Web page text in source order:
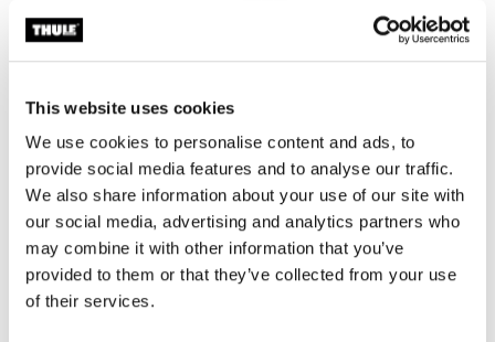
This website uses cookies
We use cookies to personalise content and ads, to
provide social media features and to analyse our traffic.
We also share information about your use of our site with
our social media, advertising and analytics partners who
may combine it with other information that you’ve
provided to them or that they’ve collected from your use
of their services.
Thule smartphone bike mount
smartphone cykelmontering sort
319,00 kr.
Thule quick release bracket
beslag med hurtigudløser sort
Toggle overview
Produktbeskrivelse